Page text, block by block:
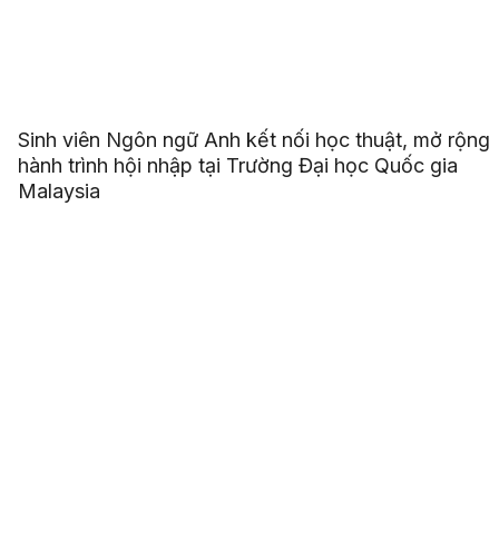
Sinh viên Ngôn ngữ Anh kết nối học thuật, mở rộng
hành trình hội nhập tại Trường Đại học Quốc gia
Malaysia